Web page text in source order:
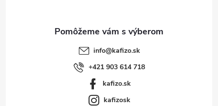
info@kafizo.sk
+421 903 614 718
kafizo.sk
kafizosk